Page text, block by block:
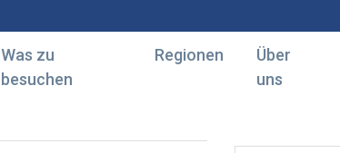
Was zu
besuchen
Regionen
Über
uns